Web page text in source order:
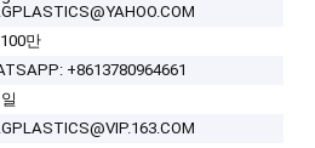
만
+8613780964661